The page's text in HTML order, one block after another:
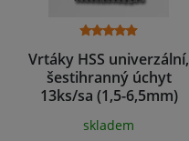
Vrtáky HSS univerzální,
šestihranný úchyt
13ks/sa (1,5-6,5mm)
skladem